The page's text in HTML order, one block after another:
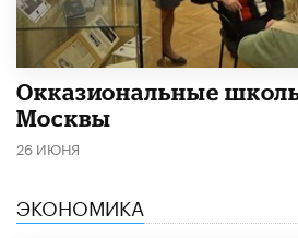
​Окказиональные
Москвы
26 ИЮНЯ
ЭКОНОМИКА